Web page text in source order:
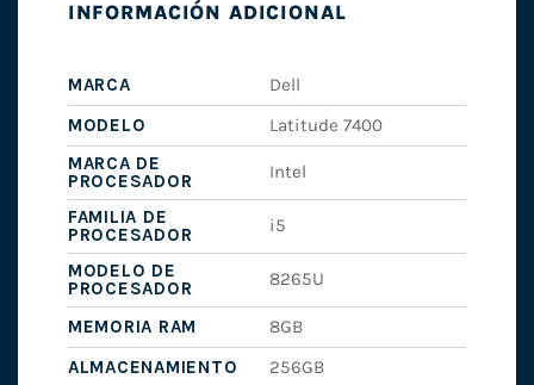
INFORMACIÓN ADICIONAL
MARCA
Dell
MODELO
Latitude 7400
MARCA DE
PROCESADOR
Intel
FAMILIA DE
PROCESADOR
i5
MODELO DE
PROCESADOR
8265U
MEMORIA RAM
8GB
ALMACENAMIENTO
256GB